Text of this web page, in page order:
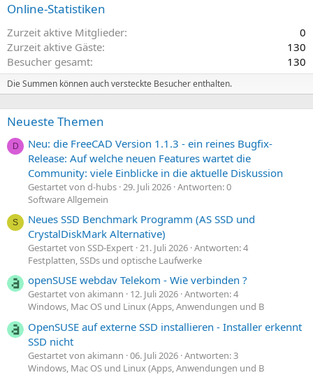
Online-Statistiken
Zurzeit aktive Mitglieder
0
Zurzeit aktive Gäste
130
Besucher gesamt
130
Die Summen können auch versteckte Besucher enthalten.
Neueste Themen
D
Neu: die FreeCAD Version 1.1.3 - ein reines Bugfix-
Release: Auf welche neuen Features wartet die
Community: viele Einblicke in die aktuelle Diskussion
Gestartet von d-hubs 29. Juli 2026 Antworten: 0
Software Allgemein
S
Neues SSD Benchmark Programm (AS SSD und
CrystalDiskMark Alternative)
Gestartet von SSD-Expert 21. Juli 2026 Antworten: 4
Festplatten, SSDs und optische Laufwerke
openSUSE webdav Telekom - Wie verbinden ?
Gestartet von akimann 12. Juli 2026 Antworten: 4
Windows, Mac OS und Linux (Apps, Anwendungen und B
OpenSUSE auf externe SSD installieren - Installer erkennt
SSD nicht
Gestartet von akimann 06. Juli 2026 Antworten: 3
Windows, Mac OS und Linux (Apps, Anwendungen und B